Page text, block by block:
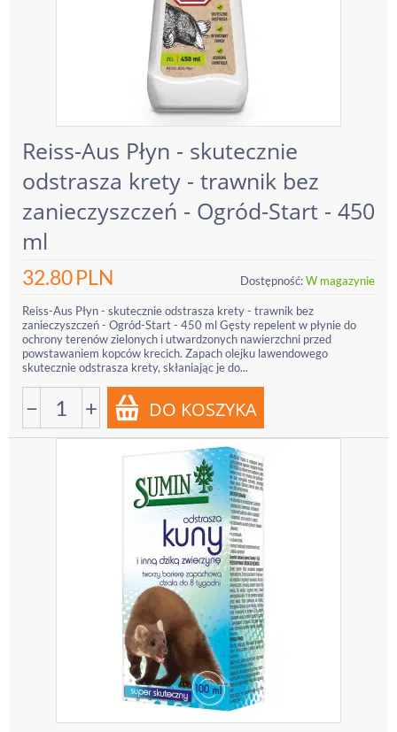
Reiss-Aus Płyn - skutecznie
odstrasza krety - trawnik bez
zanieczyszczeń - Ogród-Start - 450
ml
32.80PLN Dostępność:W magazynie
Reiss-Aus Płyn - skutecznie odstrasza krety - trawnik bez
zanieczyszczeń - Ogród-Start - 450 ml Gęsty repelent w płynie do
ochrony terenów zielonych i utwardzonych nawierzchni przed
powstawaniem kopców krecich. Zapach olejku lawendowego
skutecznie odstrasza krety, skłaniając je do...
− +